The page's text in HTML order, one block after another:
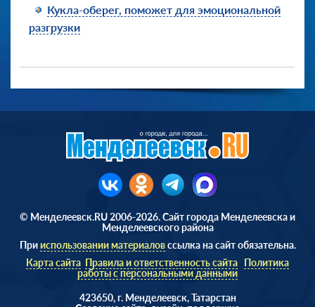
Кукла-оберег, поможет для эмоциональной
разгрузки
© Менделеевск.RU 2006-2026. Сайт города Менделеевска и
Менделеевского района
Прииспользовании материаловссылка на сайт обязательна.
Карта сайта Правила и ответственность сайта Политика
работы с персональными данными
423650, г. Менделеевск, Татарстан